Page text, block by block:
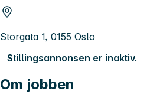
Storgata 1, 0155 Oslo
Stillingsannonsen er inaktiv.
Om jobben